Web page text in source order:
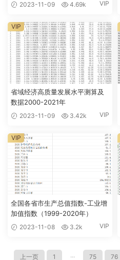
2023-11-09 4.69k VIP
省域经济高质量发展水平测算及
数据2000-2021年
2023-11-09 3.42k VIP
VIP
全国各省市生产总值指数-工业增
加值指数（1999-2020年）
2023-11-08 3.2k VIP
VIP
上一页 1 ··· 75 76